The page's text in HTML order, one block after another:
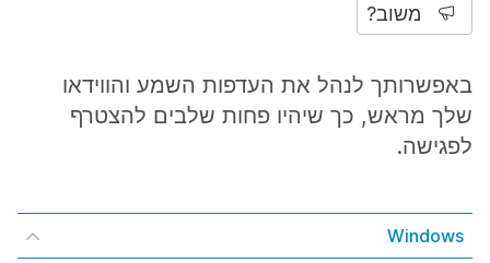
משוב?
באפשרותך לנהל את העדפות השמע והווידאו
שלך מראש, כך שיהיו פחות שלבים להצטרף
לפגישה.
Windows